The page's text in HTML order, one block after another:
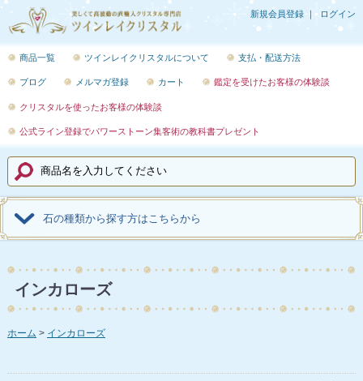
新規会員登録 ログイン
商品一覧 ツインレイクリスタルについて 支払・配送方法
ブログ メルマガ登録 カート 鑑定を受けたお客様の体験談
クリスタルを使ったお客様の体験談
公式ライン登録でパワーストーン集客術の教科書プレゼント
石の種類から探す方はこちらから
インカローズ
ホーム インカローズ